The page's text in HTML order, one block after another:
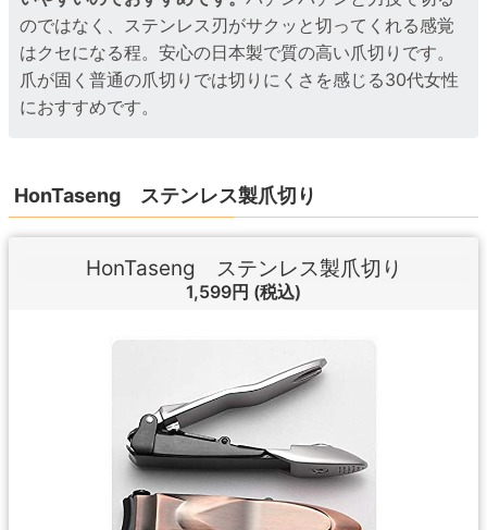
のではなく、ステンレス刃がサクッと切ってくれる感覚
はクセになる程。安心の日本製で質の高い爪切りです。
爪が固く普通の爪切りでは切りにくさを感じる30代女性
におすすめです。
HonTaseng ステンレス製爪切り
HonTaseng ステンレス製爪切り
1,599円 (税込)